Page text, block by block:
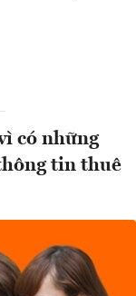
có những
tin thuê